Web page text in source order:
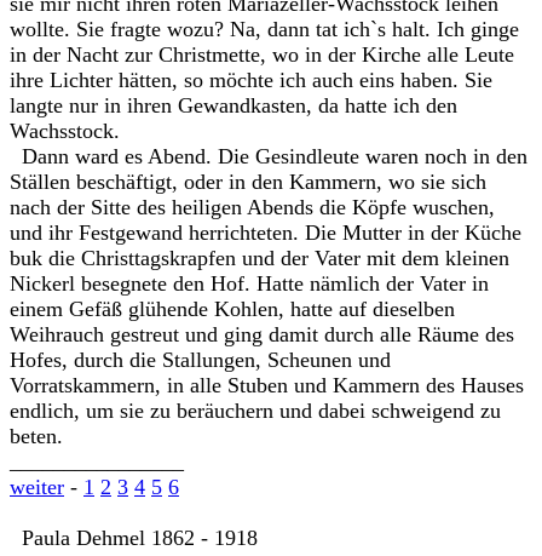
wollte. Sie fragte wozu? Na, dann tat ich`s halt. Ich ginge
in der Nacht zur Christmette, wo in der Kirche alle Leute
ihre Lichter hätten, so möchte ich auch eins haben. Sie
langte nur in ihren Gewandkasten, da hatte ich den
Wachsstock.
Dann ward es Abend. Die Gesindleute waren noch in den
Ställen beschäftigt, oder in den Kammern, wo sie sich
nach der Sitte des heiligen Abends die Köpfe wuschen,
und ihr Festgewand herrichteten. Die Mutter in der Küche
buk die Christtagskrapfen und der Vater mit dem kleinen
Nickerl besegnete den Hof. Hatte nämlich der Vater in
einem Gefäß glühende Kohlen, hatte auf dieselben
Weihrauch gestreut und ging damit durch alle Räume des
Hofes, durch die Stallungen, Scheunen und
Vorratskammern, in alle Stuben und Kammern des Hauses
endlich, um sie zu beräuchern und dabei schweigend zu
beten.
weiter - 1 2 3 4 5 6
Paula Dehmel 1862 - 1918